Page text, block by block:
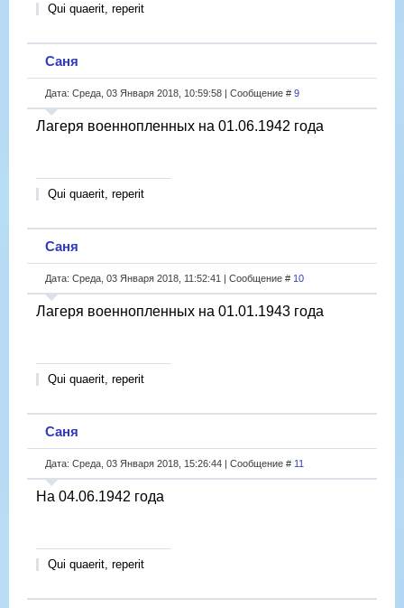
Qui quaerit, reperit
Саня
Дата: Среда, 03 Января 2018, 10:59:58 | Сообщение # 9
Лагеря военнопленных на 01.06.1942 года
Qui quaerit, reperit
Саня
Дата: Среда, 03 Января 2018, 11:52:41 | Сообщение # 10
Лагеря военнопленных на 01.01.1943 года
Qui quaerit, reperit
Саня
Дата: Среда, 03 Января 2018, 15:26:44 | Сообщение # 11
На 04.06.1942 года
Qui quaerit, reperit